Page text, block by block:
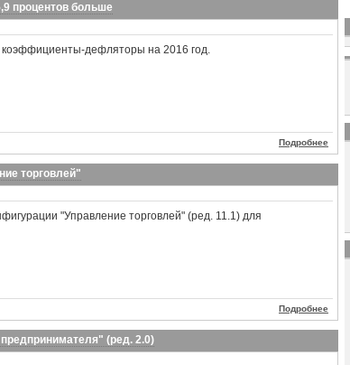
процентов больше
дефляторы на 2016 год.
Подробнее
торговлей"
"Управление торговлей" (ред. 11.1) для
Подробнее
(ред. 2.0)